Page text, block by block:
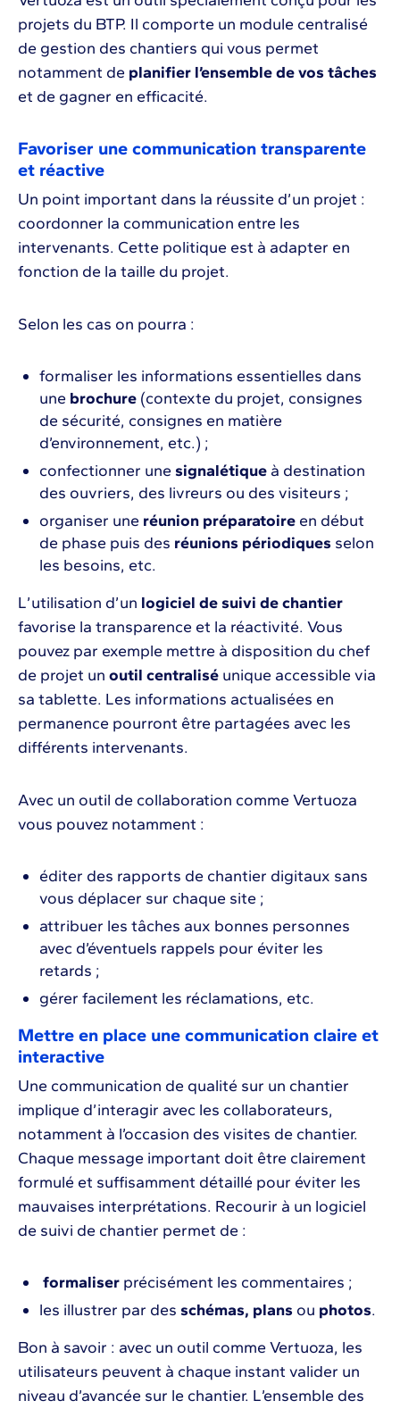
projets du BTP. Il comporte un module centralisé
de gestion des chantiers qui vous permet
notamment de planifier l’ensemble de vos tâches
et de gagner en efficacité.
Favoriser une communication transparente
et réactive
Un point important dans la réussite d’un projet :
coordonner la communication entre les
intervenants. Cette politique est à adapter en
fonction de la taille du projet.
Selon les cas on pourra :
formaliser les informations essentielles dans
une brochure (contexte du projet, consignes
de sécurité, consignes en matière
d’environnement, etc.) ;
confectionner une signalétique à destination
des ouvriers, des livreurs ou des visiteurs ;
organiser une réunion préparatoire en début
de phase puis des réunions périodiques selon
les besoins, etc.
L’utilisation d’un logiciel de suivi de chantier
favorise la transparence et la réactivité. Vous
pouvez par exemple mettre à disposition du chef
de projet un outil centralisé unique accessible via
sa tablette. Les informations actualisées en
permanence pourront être partagées avec les
différents intervenants.
Avec un outil de collaboration comme Vertuoza
vous pouvez notamment :
éditer des rapports de chantier digitaux sans
vous déplacer sur chaque site ;
attribuer les tâches aux bonnes personnes
avec d’éventuels rappels pour éviter les
retards ;
gérer facilement les réclamations, etc.
Mettre en place une communication claire et
interactive
Une communication de qualité sur un chantier
implique d’interagir avec les collaborateurs,
notamment à l’occasion des visites de chantier.
Chaque message important doit être clairement
formulé et suffisamment détaillé pour éviter les
mauvaises interprétations. Recourir à un logiciel
de suivi de chantier permet de :
formaliser précisément les commentaires ;
les illustrer par des schémas, plans ou photos.
Bon à savoir : avec un outil comme Vertuoza, les
utilisateurs peuvent à chaque instant valider un
niveau d’avancée sur le chantier. L’ensemble des